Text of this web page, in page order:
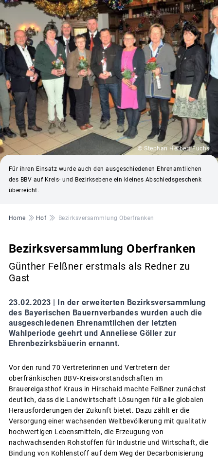
© Stephan Herbert Fuchs
Für ihren Einsatz wurde auch den ausgeschiedenen Ehrenamtlichen
des BBV auf Kreis- und Bezirksebene ein kleines Abschiedsgeschenk
überreicht.
Pfadnavigation
Home Hof Bezirksversammlung Oberfranken
Bezirksversammlung Oberfranken
Günther Felßner erstmals als Redner zu
Gast
23.02.2023 |
In der erweiterten Bezirksversammlung
des Bayerischen Bauernverbandes wurden auch die
ausgeschiedenen Ehrenamtlichen der letzten
Wahlperiode geehrt und Anneliese Göller zur
Ehrenbezirksbäuerin ernannt.
Vor den rund 70 Vertreterinnen und Vertretern der
oberfränkischen BBV-Kreisvorstandschaften im
Brauereigasthof Kraus in Hirschaid machte Felßner zunächst
deutlich, dass die Landwirtschaft Lösungen für alle globalen
Herausforderungen der Zukunft bietet. Dazu zählt er die
Versorgung einer wachsenden Weltbevölkerung mit qualitativ
hochwertigen Lebensmitteln, die Erzeugung von
nachwachsenden Rohstoffen für Industrie und Wirtschaft, die
Bindung von Kohlenstoff auf dem Weg der Decarbonisierung